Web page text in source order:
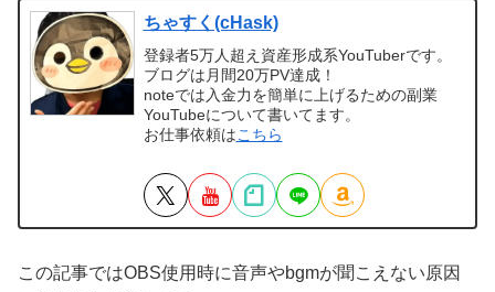
ちゃすく(cHask)
登録者5万人超え資産形成系YouTuberです。
ブログは月間20万PV達成！
noteでは入金力を簡単に上げるための副業
YouTubeについて書いてます。
お仕事依頼はこちら
この記事ではOBS使用時に音声やbgmが聞こえない原因